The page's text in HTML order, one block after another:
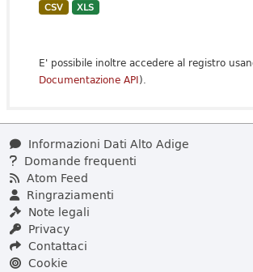
CSV XLS
E' possibile inoltre accedere al registro
Documentazione API).
Informazioni Dati Alto Adige
Domande frequenti
Atom Feed
Ringraziamenti
Note legali
Privacy
Contattaci
Cookie